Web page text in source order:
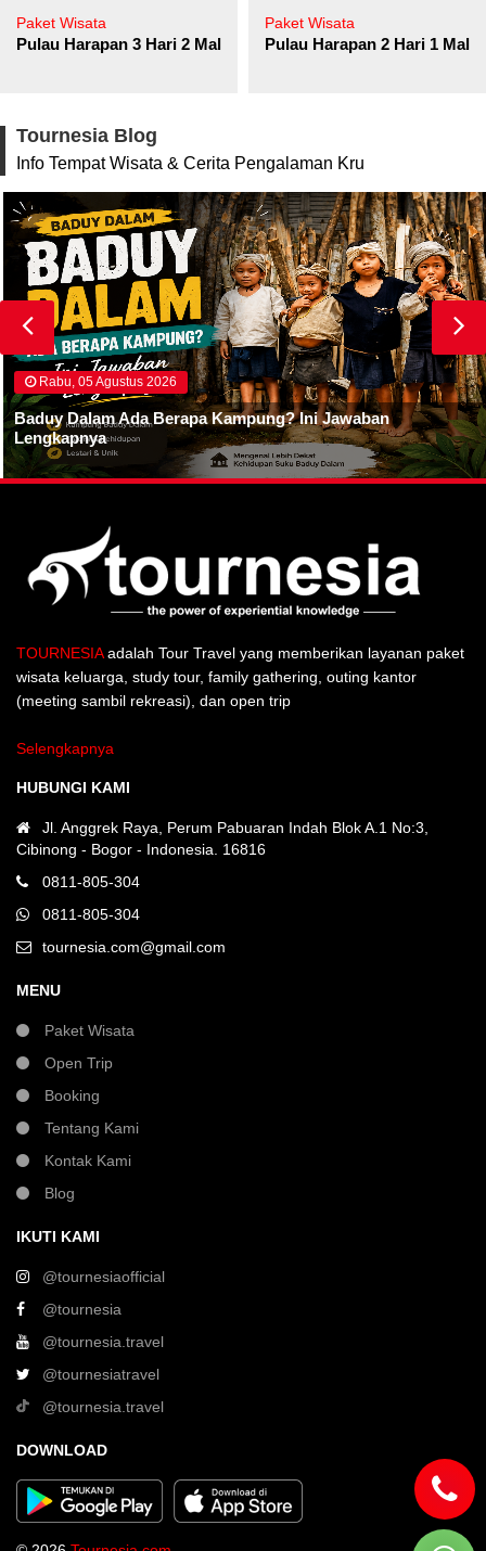
Paket Wisata
Pulau Harapan 3 Hari 2 Malam
Paket Wisata
Pulau Harapan 2 Hari 1
Tournesia Blog
Info Tempat Wisata & Cerita Pengalaman Kru
Rabu, 05 Agustus 2026
Baduy Dalam Ada Berapa Kampung? Ini Jawaban
Lengkapnya
TOURNESIAadalah Tour Travel yang memberikan layanan paket
wisata keluarga, study tour, family gathering, outing kantor
(meeting sambil rekreasi), dan open trip
Selengkapnya
HUBUNGI KAMI
Jl. Anggrek Raya, Perum Pabuaran Indah Blok A.1 No:3,
Cibinong - Bogor - Indonesia. 16816
0811-805-304
0811-805-304
tournesia.com@gmail.com
MENU
Paket Wisata
Open Trip
Booking
Tentang Kami
Kontak Kami
Blog
IKUTI KAMI
@tournesiaofficial
@tournesia
@tournesia.travel
@tournesiatravel
@tournesia.travel
DOWNLOAD